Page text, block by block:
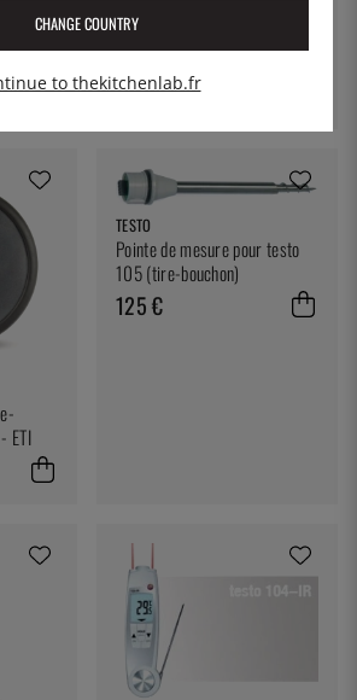
TESTO
Thermomètre Testo 103,
78 €
ETI
TESTO
Pointe de mesure pour testo
105 (tire-bouchon)
125 €
CHANGE COUNTRY
to thekitchenlab.fr